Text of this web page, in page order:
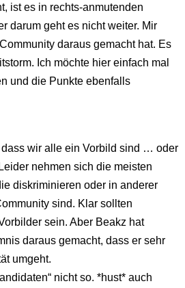
ist es in rechts-anmutenden
darum geht es nicht weiter. Mir
daraus gemacht hat. Es
Ich möchte hier einfach mal
und die Punkte ebenfalls
dass wir alle ein Vorbild sind … oder
nehmen sich die meisten
diskriminieren oder in anderer
sind. Klar sollten
sein. Aber Beakz hat
daraus gemacht, dass er sehr
umgeht.
nicht so. *hust* auch